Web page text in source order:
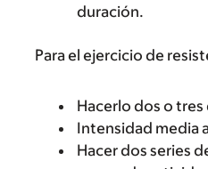
duración.
Para el ejercicio de
Hacerlo dos o tres
Intensidad media
Hacer dos series